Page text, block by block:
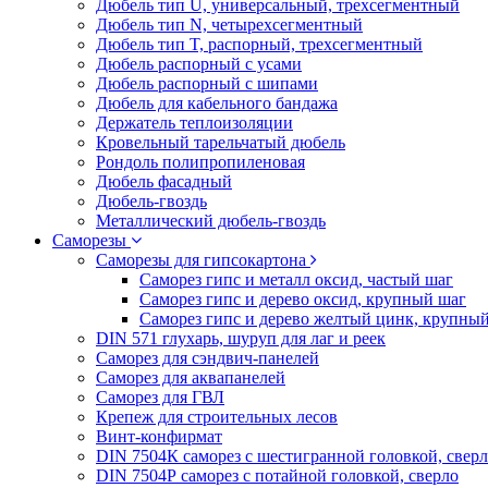
Дюбель тип U, универсальный, трехсегментный
Дюбель тип N, четырехсегментный
Дюбель тип T, распорный, трехсегментный
Дюбель распорный с усами
Дюбель распорный с шипами
Дюбель для кабельного бандажа
Держатель теплоизоляции
Кровельный тарельчатый дюбель
Рондоль полипропиленовая
Дюбель фасадный
Дюбель-гвоздь
Металлический дюбель-гвоздь
Саморезы
Саморезы для гипсокартона
Саморез гипс и металл оксид, частый шаг
Саморез гипс и дерево оксид, крупный шаг
Саморез гипс и дерево желтый цинк,
DIN 571 глухарь, шуруп для лаг и реек
Саморез для сэндвич-панелей
Саморез для аквапанелей
Саморез для ГВЛ
Крепеж для строительных лесов
Винт-конфирмат
DIN 7504К саморез с шестигранной головкой,
DIN 7504Р саморез с потайной головкой, сверло